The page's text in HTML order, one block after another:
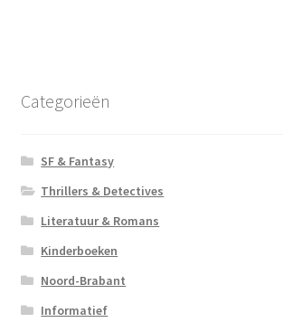
Categorieën
SF & Fantasy
Thrillers & Detectives
Literatuur & Romans
Kinderboeken
Noord-Brabant
Informatief